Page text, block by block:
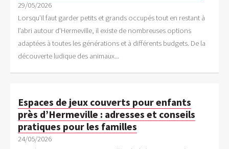
29/05/2026
Lorsqu’il faut garder petits et grands occupés tout en restant à
l’abri autour d’Hermeville, il existe de nombreuses options
adaptées à toutes les générations et à différents budgets. De la
découverte ludique des animaux...
Espaces de jeux couverts pour enfants
près d’Hermeville : adresses et conseils
pratiques pour les familles
24/05/2026